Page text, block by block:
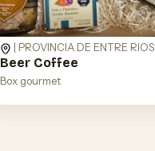
| PROVINCIA DE ENTRE RIOS
Beer Coffee
Box gourmet